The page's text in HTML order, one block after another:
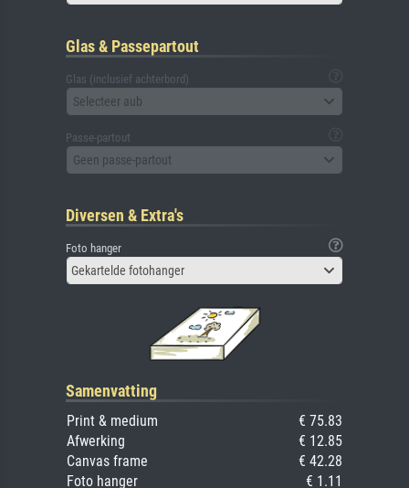
Glas & Passepartout
Glas (inclusief achterbord)
Selecteer aub
Passe-partout
Geen passe-partout
Diversen & Extra's
Foto hanger
Gekartelde fotohanger
Samenvatting
Print & medium
€ 75.83
Afwerking
€ 12.85
Canvas frame
€ 42.28
Foto hanger
€ 1.11